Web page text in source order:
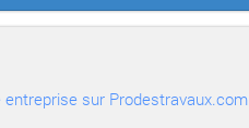
sur Prodestravaux.com